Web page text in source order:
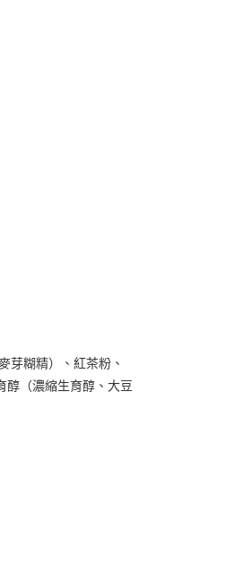
芽糊精）、紅茶粉、
醇（濃縮生育醇、大豆